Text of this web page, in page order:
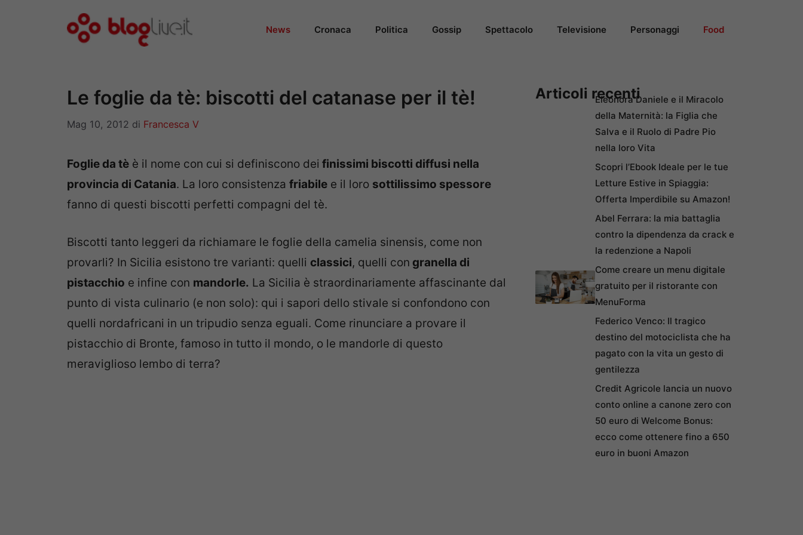
News Cronaca Politica Gossip Spettacolo Televisione Personaggi Food
Le foglie da tè: biscotti del catanase per il tè!
Mag 10, 2012 di Francesca V
Foglie da tè è il nome con cui si definiscono dei finissimi biscotti diffusi nella
provincia di Catania. La loro consistenza friabile e il loro sottilissimo spessore
fanno di questi biscotti perfetti compagni del tè.
Biscotti tanto leggeri da richiamare le foglie della camelia sinensis, come non
provarli? In Sicilia esistono tre varianti: quelli classici, quelli con granella di
pistacchio e infine con mandorle. La Sicilia è straordinariamente affascinante dal
punto di vista culinario (e non solo): qui i sapori dello stivale si confondono con
quelli nordafricani in un tripudio senza eguali. Come rinunciare a provare il
pistacchio di Bronte, famoso in tutto il mondo, o le mandorle di questo
meraviglioso lembo di terra?
Articoli recentiEleonora Daniele e il Miracolo
della Maternità: la Figlia che
Salva e il Ruolo di Padre Pio
nella loro Vita
Scopri l’Ebook Ideale per le tue
Letture Estive in Spiaggia:
Offerta Imperdibile su Amazon!
Abel Ferrara: la mia battaglia
contro la dipendenza da crack e
la redenzione a Napoli
Come creare un menu digitale
gratuito per il ristorante con
MenuForma
Federico Venco: Il tragico
destino del motociclista che ha
pagato con la vita un gesto di
gentilezza
Credit Agricole lancia un nuovo
conto online a canone zero con
50 euro di Welcome Bonus:
ecco come ottenere fino a 650
euro in buoni Amazon